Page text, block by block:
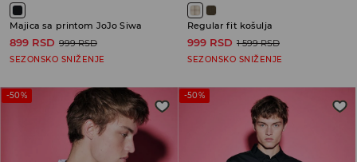
Majica sa printom JoJo Siwa
899 RSD 999 RSD
SEZONSKO SNIŽENJE
Regular fit košulja
999 RSD 1 599 RSD
SEZONSKO SNIŽENJE
-50% -50%